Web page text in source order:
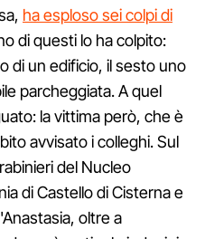
ha esploso sei colpi di
di questi lo ha colpito:
di un edificio, il sesto uno
parcheggiata. A quel
la vittima però, che è
avvisato i colleghi. Sul
del Nucleo
di Castello di Cisterna e
oltre a